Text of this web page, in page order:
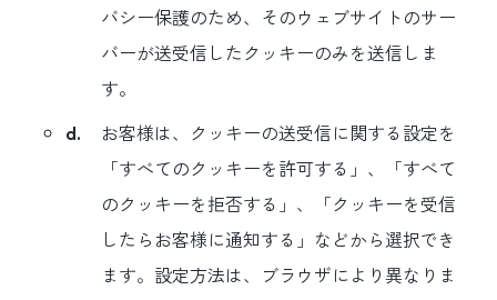
バシー保護のため、そのウェブサイトのサー
バーが送受信したクッキーのみを送信しま
す。
d.
お客様は、クッキーの送受信に関する設定を
「すべてのクッキーを許可する」、「すべて
のクッキーを拒否する」、「クッキーを受信
したらお客様に通知する」などから選択でき
ます。設定方法は、ブラウザにより異なりま